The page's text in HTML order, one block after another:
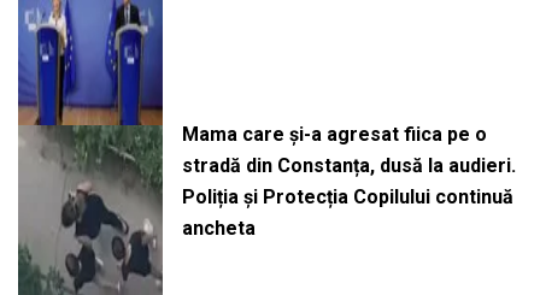
Mama care și-a agresat fiica pe o
stradă din Constanța, dusă la audieri.
Poliția și Protecția Copilului continuă
ancheta